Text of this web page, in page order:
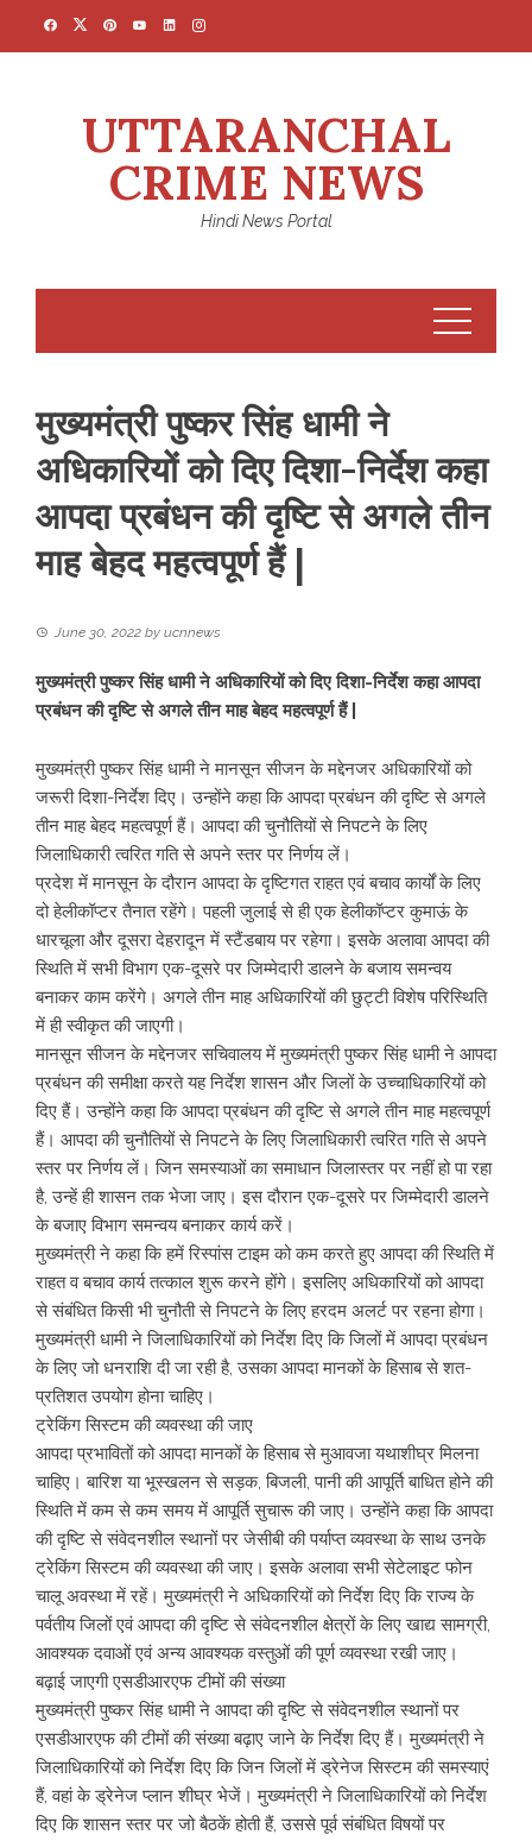
UTTARANCHAL
CRIME NEWS
Hindi News Portal
मुख्यमंत्री पुष्कर सिंह धामी ने
अधिकारियों को दिए दिशा-निर्देश कहा
आपदा प्रबंधन की दृष्टि से अगले तीन
माह बेहद महत्वपूर्ण हैं |
June 30, 2022 by ucnnews
मुख्यमंत्री पुष्कर सिंह धामी ने अधिकारियों को दिए दिशा-निर्देश कहा आपदा
प्रबंधन की दृष्टि से अगले तीन माह बेहद महत्वपूर्ण हैं |
मुख्यमंत्री पुष्कर सिंह धामी ने मानसून सीजन के मद्देनजर अधिकारियों को
जरूरी दिशा-निर्देश दिए। उन्होंने कहा कि आपदा प्रबंधन की दृष्टि से अगले
तीन माह बेहद महत्वपूर्ण हैं। आपदा की चुनौतियों से निपटने के लिए
जिलाधिकारी त्वरित गति से अपने स्तर पर निर्णय लें।
प्रदेश में मानसून के दौरान आपदा के दृष्टिगत राहत एवं बचाव कार्यों के लिए
दो हेलीकॉप्टर तैनात रहेंगे। पहली जुलाई से ही एक हेलीकॉप्टर कुमाऊं के
धारचूला और दूसरा देहरादून में स्टैंडबाय पर रहेगा। इसके अलावा आपदा की
स्थिति में सभी विभाग एक-दूसरे पर जिम्मेदारी डालने के बजाय समन्वय
बनाकर काम करेंगे। अगले तीन माह अधिकारियों की छुट्टी विशेष परिस्थिति
में ही स्वीकृत की जाएगी।
मानसून सीजन के मद्देनजर सचिवालय में मुख्यमंत्री पुष्कर सिंह धामी ने आपदा
प्रबंधन की समीक्षा करते यह निर्देश शासन और जिलों के उच्चाधिकारियों को
दिए हैं। उन्होंने कहा कि आपदा प्रबंधन की दृष्टि से अगले तीन माह महत्वपूर्ण
हैं। आपदा की चुनौतियों से निपटने के लिए जिलाधिकारी त्वरित गति से अपने
स्तर पर निर्णय लें। जिन समस्याओं का समाधान जिलास्तर पर नहीं हो पा रहा
है, उन्हें ही शासन तक भेजा जाए। इस दौरान एक-दूसरे पर जिम्मेदारी डालने
के बजाए विभाग समन्वय बनाकर कार्य करें।
मुख्यमंत्री ने कहा कि हमें रिस्पांस टाइम को कम करते हुए आपदा की स्थिति में
राहत व बचाव कार्य तत्काल शुरू करने होंगे। इसलिए अधिकारियों को आपदा
से संबंधित किसी भी चुनौती से निपटने के लिए हरदम अलर्ट पर रहना होगा।
मुख्यमंत्री धामी ने जिलाधिकारियों को निर्देश दिए कि जिलों में आपदा प्रबंधन
के लिए जो धनराशि दी जा रही है, उसका आपदा मानकों के हिसाब से शत-
प्रतिशत उपयोग होना चाहिए।
ट्रेकिंग सिस्टम की व्यवस्था की जाए
आपदा प्रभावितों को आपदा मानकों के हिसाब से मुआवजा यथाशीघ्र मिलना
चाहिए। बारिश या भूस्खलन से सड़क, बिजली, पानी की आपूर्ति बाधित होने की
स्थिति में कम से कम समय में आपूर्ति सुचारू की जाए। उन्होंने कहा कि आपदा
की दृष्टि से संवेदनशील स्थानों पर जेसीबी की पर्याप्त व्यवस्था के साथ उनके
ट्रेकिंग सिस्टम की व्यवस्था की जाए। इसके अलावा सभी सेटेलाइट फोन
चालू अवस्था में रहें। मुख्यमंत्री ने अधिकारियों को निर्देश दिए कि राज्य के
पर्वतीय जिलों एवं आपदा की दृष्टि से संवेदनशील क्षेत्रों के लिए खाद्य सामग्री,
आवश्यक दवाओं एवं अन्य आवश्यक वस्तुओं की पूर्ण व्यवस्था रखी जाए।
बढ़ाई जाएगी एसडीआरएफ टीमों की संख्या
मुख्यमंत्री पुष्कर सिंह धामी ने आपदा की दृष्टि से संवेदनशील स्थानों पर
एसडीआरएफ की टीमों की संख्या बढ़ाए जाने के निर्देश दिए हैं। मुख्यमंत्री ने
जिलाधिकारियों को निर्देश दिए कि जिन जिलों में ड्रेनेज सिस्टम की समस्याएं
हैं, वहां के ड्रेनेज प्लान शीघ्र भेजें। मुख्यमंत्री ने जिलाधिकारियों को निर्देश
दिए कि शासन स्तर पर जो बैठकें होती हैं, उससे पूर्व संबंधित विषयों पर